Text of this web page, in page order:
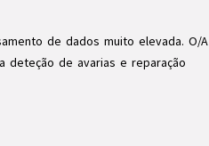
de dados muito elevada. O/A
deteção de avarias e reparação